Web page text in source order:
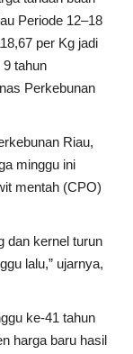
Periode 12–18
per Kg jadi
tahun
Perkebunan
Riau,
minggu ini
mentah (CPO)
dan kernel turun
lalu,” ujarnya,
ke-41 tahun
harga baru hasil